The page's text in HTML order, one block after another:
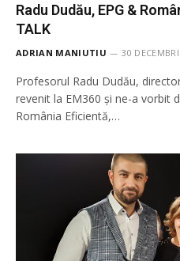
Radu Dudău, EPG &
TALK
ADRIAN MANIUTIU 30
Profesorul Radu Dudău,
revenit la EM360 și ne-a vorbit
România Eficientă,…